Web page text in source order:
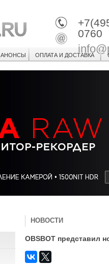
0760
АНОНСЫ ОПЛАТА И ДОСТАВКА
НОВОСТИ
OBSBOT представил